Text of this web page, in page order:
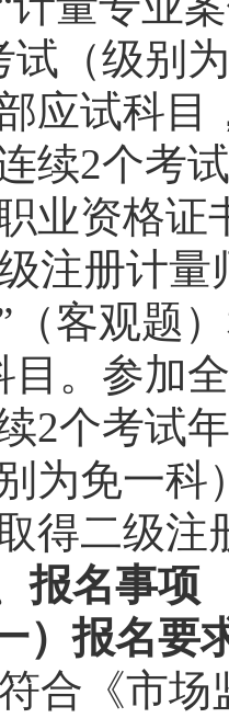
试（级别
应试科目
续2个考
业资格证
注册计量
（客观题
目。参加
2个考试
为免一科
得二级
名事项
报名要
合《市